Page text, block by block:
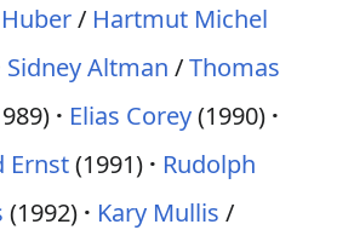
/ Hartmut Michel
Sidney Altman /Thomas
Elias Corey(1990)
Ernst(1991)
Rudolph
(1992) Kary Mullis /